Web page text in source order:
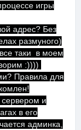
игры
адрес? Без
размуного)
таки в моем
:))))
Правила для
сервером и
в его
админка,